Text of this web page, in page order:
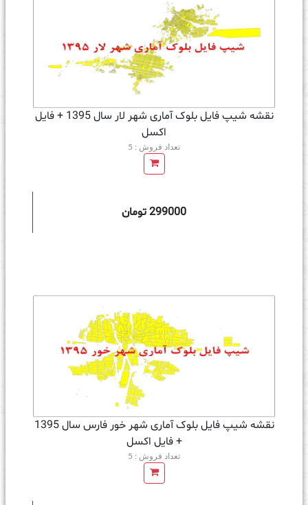
نقشه شیپ فایل بلوک آماری شهر لار سال 1395 + فايل
اكسل
تعداد فروش : 5
299000 تومان
نقشه شیپ فایل بلوک آماری شهر خور فارس سال 1395
+ فايل اكسل
تعداد فروش : 5